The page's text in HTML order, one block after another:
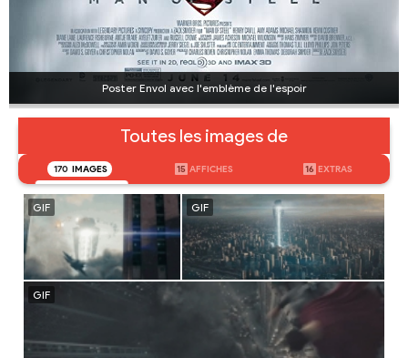
Poster Envol avec l'emblème de l'espoir
Toutes les images de
170 IMAGES 15 AFFICHES 16 EXTRAS